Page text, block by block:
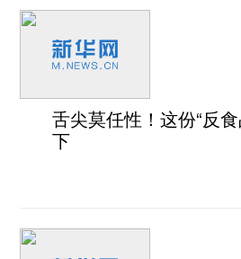
舌尖莫任性！这份“反
下